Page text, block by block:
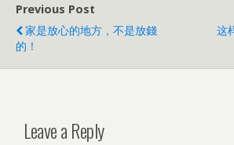
Previous Post
家是放心的地方，不是放錢
的！
这
Leave a Reply